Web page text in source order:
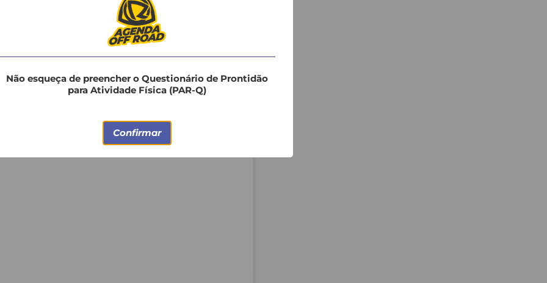
prestadas e que se responsabiliza pelos atos e por
advir, seja a sua própria pessoa ou a terceiros,
envolvidos direta ou indiretamente neste
Não esqueça de preencher o Questionário de Prontidão
para Atividade Física (PAR-Q)
Confirmar